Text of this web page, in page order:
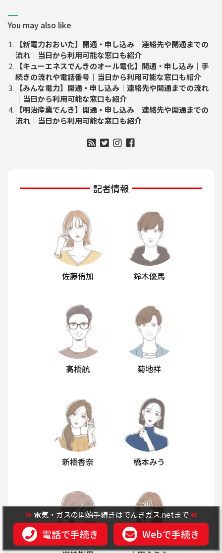
You may also like
【新電力おおいた】開通・申し込み｜連絡先や開通までの
流れ｜当日から利用可能な窓口も紹介
【キューエネスでんきのオール電化】開通・申し込み｜手
続きの流れや電話番号｜当日から利用可能な窓口も紹介
【みんな電力】開通・申し込み｜連絡先や開通までの流れ
｜当日から利用可能な窓口も紹介
【明治産業でんき】開通・申し込み｜連絡先や開通までの
流れ｜当日から利用可能な窓口も紹介
記者情報
佐藤侑加 鈴木優馬
高橋航 菊地祥
新橋香奈 橋本みう
電気・ガスの開始手続きはでんきガス.netまで
電話で手続き Webで手続き